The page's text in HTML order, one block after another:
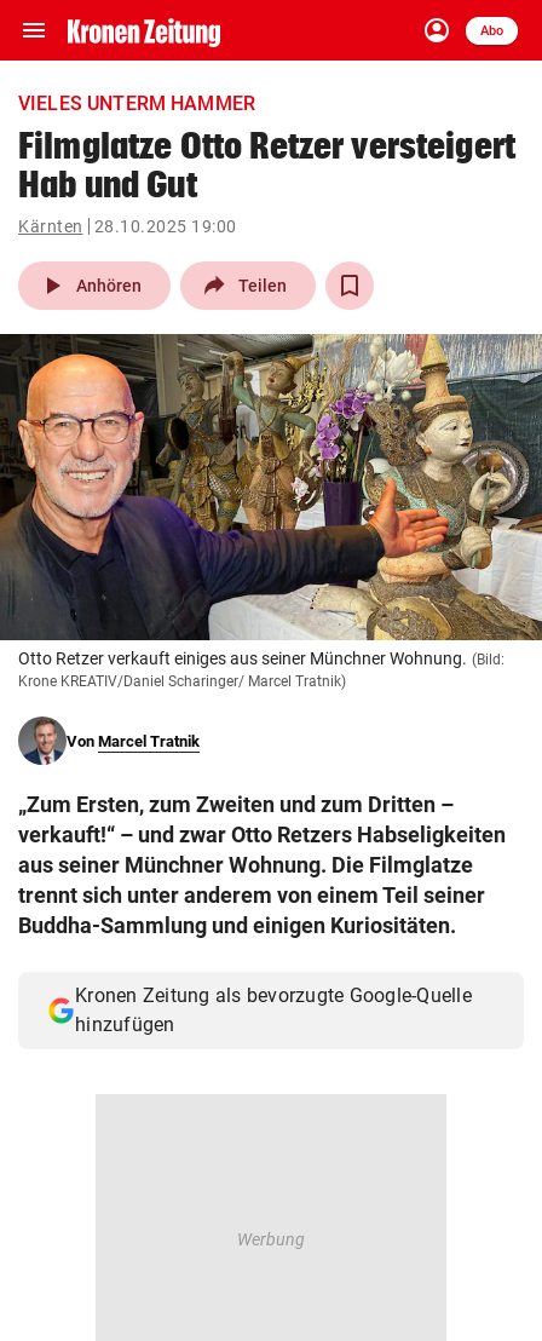
menu Navigation
ein-/ausklappen
account_circle
Anmelden
Abo
close Schließen
account_circle Anmelden
pin_drop
Wien arrow_right
bookmark
search
Suchbegriff
eingeben
© Krone Multimedia GmbH & Co KG 2026
Muthgasse 2, 1190 Wien
VIELES UNTERM HAMMER
Filmglatze Otto Retzer versteigert
Hab und Gut
Kärnten 28.10.2025 19:00
play_arrow Anhören Teilen
Otto Retzer verkauft einiges aus seiner Münchner Wohnung. (Bild:
Krone KREATIV/Daniel Scharinger/ Marcel Tratnik)
Von Marcel Tratnik
„Zum Ersten, zum Zweiten und zum Dritten –
verkauft!“ – und zwar Otto Retzers Habseligkeiten
aus seiner Münchner Wohnung. Die Filmglatze
trennt sich unter anderem von einem Teil seiner
Buddha-Sammlung und einigen Kuriositäten.
Kronen Zeitung als bevorzugte Google-Quelle
hinzufügen